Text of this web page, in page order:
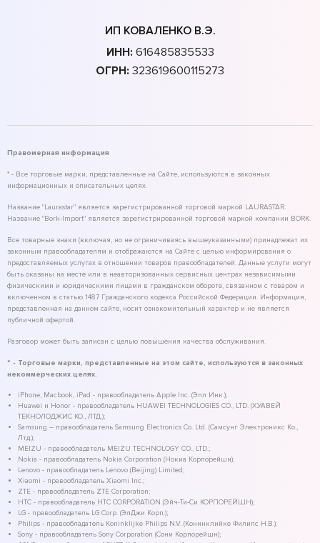
ИП КОВАЛЕНКО В.Э.
ИНН: 616485835533
ОГРН: 323619600115273
Правомерная информация
* - Все торговые марки, представленные на Сайте, используются в законных
информационных и описательных целях.
Название "Laurastar" является зарегистрированной торговой маркой LAURASTAR.
Название "Bork-Import" является зарегистрированной торговой маркой компании BORK.
Все товарные знаки (включая, но не ограничиваясь вышеуказанными) принадлежат их
законным правообладателям и отображаются на Сайте с целью информирования о
предоставляемых услугах в отношении товаров правообладателей. Данные услуги могут
быть оказаны на месте или в неавторизованных сервисных центрах независимыми
физическими и юридическими лицами в гражданском обороте, связанном с товаром и
включенном в статью 1487 Гражданского кодекса Российской Федерации. Информация,
представленная на данном сайте, носит ознакомительный характер и не является
публичной офертой.
Разговор может быть записан с целью повышения качества обслуживания.
* - Торговые марки, представленные на этом сайте, используются в законных
некоммерческих целях.
iPhone, Macbook, iPad - правообладатель Apple Inc. (Эпл Инк.);
Huawei и Honor - правообладатель HUAWEI TECHNOLOGIES CO., LTD. (ХУАВЕЙ
ТЕКНОЛОДЖИС КО., ЛТД.);
Samsung – правообладатель Samsung Electronics Co. Ltd. (Самсунг Электроникс Ко.,
Лтд.);
MEIZU - правообладатель MEIZU TECHNOLOGY CO., LTD.;
Nokia - правообладатель Nokia Corporation (Нокиа Корпорейшн);
Lenovo - правообладатель Lenovo (Beijing) Limited;
Xiaomi - правообладатель Xiaomi Inc.;
ZTE - правообладатель ZTE Corporation;
HTC - правообладатель HTC CORPORATION (Эйч-Ти-Си КОРПОРЕЙШН);
LG - правообладатель LG Corp. (ЭлДжи Корп.);
Philips - правообладатель Koninklijke Philips N.V. (Конинклийке Филипс Н.В.);
Sony - правообладатель Sony Corporation (Сони Корпорейшн);